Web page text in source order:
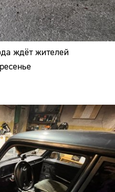
ждёт жителей